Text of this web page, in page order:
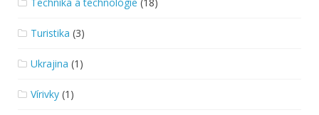
Turistika (3)
Ukrajina (1)
Vírivky (1)